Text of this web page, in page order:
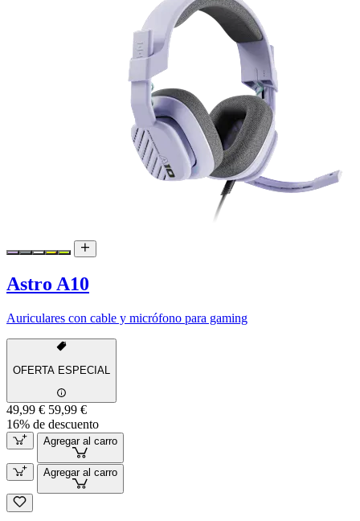
Astro A10
Auriculares con cable y micrófono para gaming
OFERTA ESPECIAL
49,99 € 59,99 €
16% de descuento
Agregar al carro
Agregar al carro